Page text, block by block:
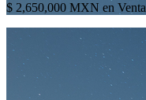
$ 2,650,000 MXN en Venta